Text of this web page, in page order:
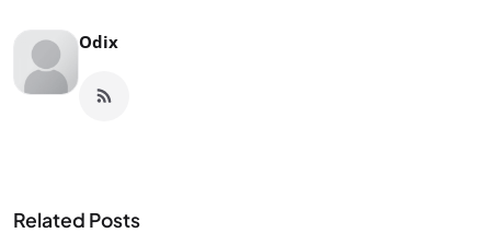
Odix
Related Posts